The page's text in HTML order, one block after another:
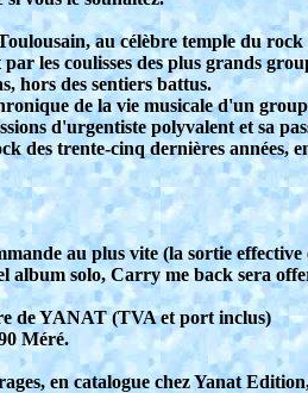
au célèbre temple du
les coulisses des plus grands
hors des sentiers battus.
de la vie musicale d'un
d'urgentiste polyvalent et sa
des trente-cinq dernières années,
au plus vite (la sortie
album solo, Carry me back sera
de YANAT (TVA et port inclus)
Méré.
en catalogue chez Yanat